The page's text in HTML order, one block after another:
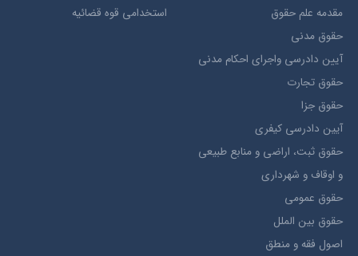
مقدمه علم حقوق
حقوق مدني
آيين دادرسي ​واجراي ​احکام ​مدني
حقوق تجارت
حقوق جزا
آيین دادرسی کیفری
حقوق ثبت، اراضي و منابع طبيعي
و اوقاف و شهرداری
حقوق عمومی
حقوق بين الملل
اصول فقه و منطق
استخدامی قوه قضائیه